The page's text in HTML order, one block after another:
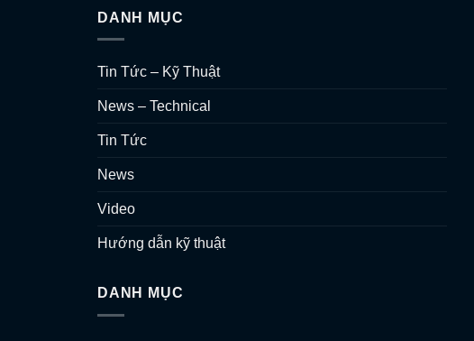
DANH MỤC
Tin Tức – Kỹ Thuật
News – Technical
Tin Tức
News
Video
Hướng dẫn kỹ thuật
DANH MỤC